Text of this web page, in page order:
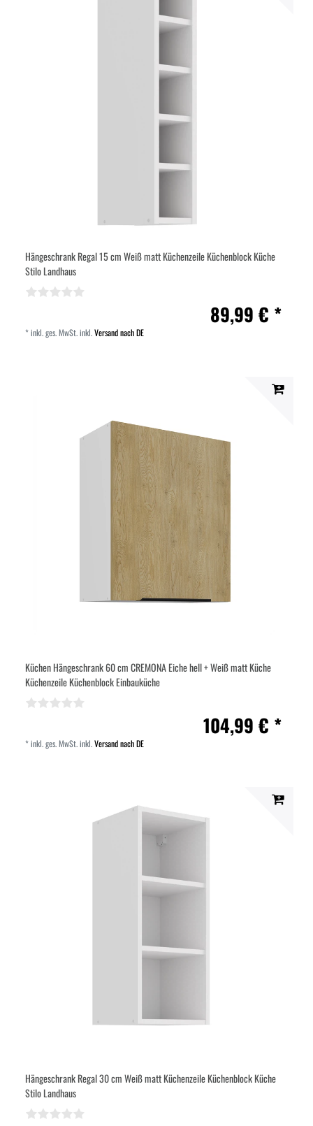
Hängeschrank Regal 15 cm Weiß matt Küchenzeile Küchenblock Küche
Stilo Landhaus
89,99 € *
*inkl. ges. MwSt.inkl.Versand nach DE
Küchen Hängeschrank 60 cm CREMONA Eiche hell + Weiß matt Küche
Küchenzeile Küchenblock Einbauküche
104,99 € *
*inkl. ges. MwSt.inkl.Versand nach DE
Hängeschrank Regal 30 cm Weiß matt Küchenzeile Küchenblock Küche
Stilo Landhaus